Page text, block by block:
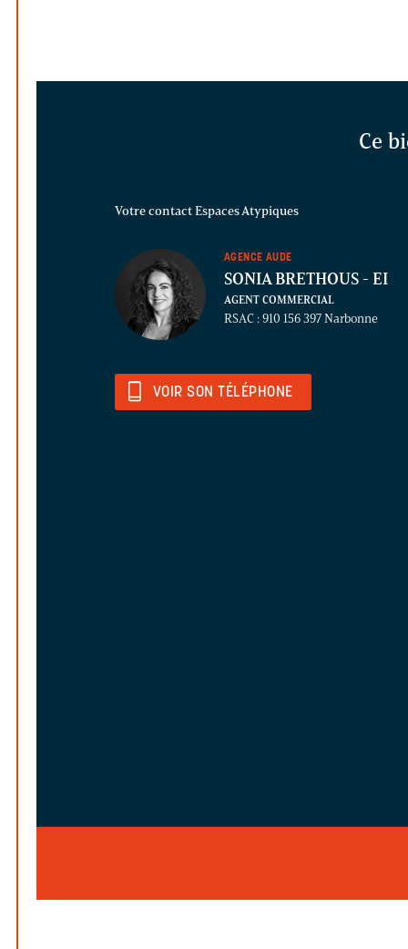
Ce
Votre contact Espaces Atypiques
AGENCE AUDE
SONIA BRETHOUS - EI
AGENT COMMERCIAL
RSAC : 910 156 397 Narbonne
VOIR SON TÉLÉPHONE